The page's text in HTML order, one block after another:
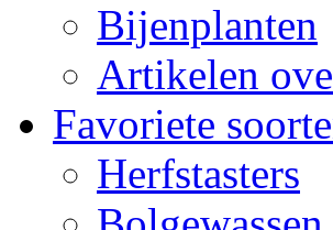
Bijenplanten
Artikelen
Favoriete
Herfstasters